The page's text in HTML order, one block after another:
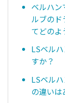
ベルハン
ルブのド
てどのよ
LSベル
すか？
LSベル
の違いは